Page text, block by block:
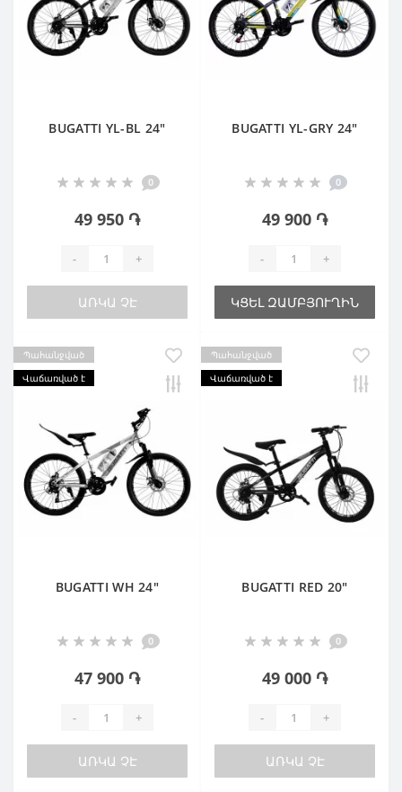
BUGATTI YL-BL 24"
0
49 950 ֏
- +
ԱՌԿԱ ՉԷ
BUGATTI YL-GRY 24"
0
49 900 ֏
- +
ԿՑԵԼ ԶԱՄԲՅՈՒՂԻՆ
Պահանջված
Վաճառված է
BUGATTI WH 24"
0
47 900 ֏
- +
ԱՌԿԱ ՉԷ
Պահանջված
Վաճառված է
BUGATTI RED 20"
0
49 000 ֏
- +
ԱՌԿԱ ՉԷ